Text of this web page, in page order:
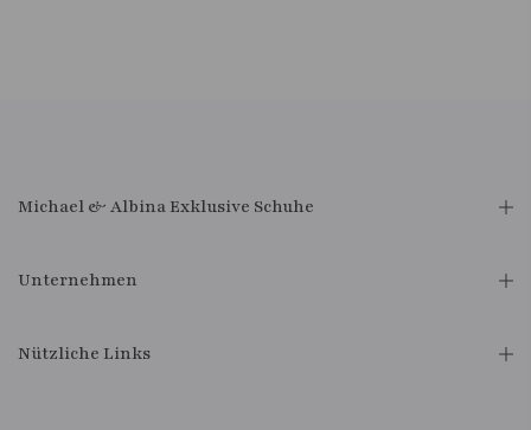
Michael & Albina Exklusive Schuhe
Unternehmen
Nützliche Links